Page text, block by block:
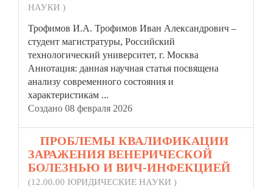
НАУКИ )
Трофимов И.А. Трофимов Иван Александрович –
студент магистратуры, Российский
технологический университет, г. Москва
Аннотация: данная научная статья посвящена
анализу современного состояния и
характеристикам ...
Создано 08 февраля 2026
ПРОБЛЕМЫ КВАЛИФИКАЦИИ
ЗАРАЖЕНИЯ ВЕНЕРИЧЕСКОЙ
БОЛЕЗНЬЮ И ВИЧ-ИНФЕКЦИЕЙ
(12.00.00 ЮРИДИЧЕСКИЕ НАУКИ )